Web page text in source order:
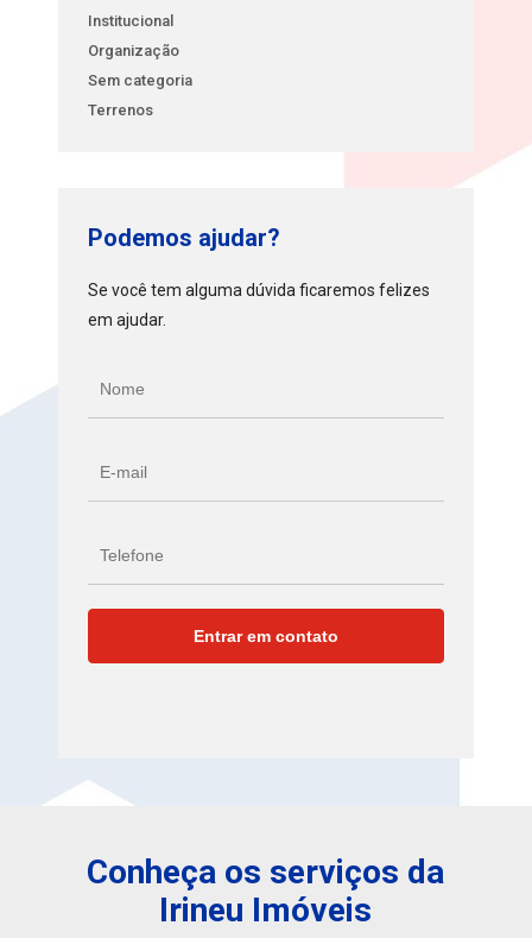
Institucional
Organização
Sem categoria
Terrenos
Podemos ajudar?
Se você tem alguma dúvida ficaremos felizes
em ajudar.
Conheça os serviços da
Irineu Imóveis